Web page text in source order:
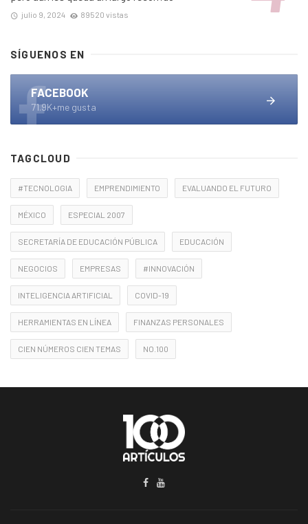
julio 9, 2024 89520 vistas
SÍGUENOS EN
FACEBOOK
71.9K+me gusta
TAGCLOUD
#TECNOLOGIA EMPRENDIMIENTO EVALUANDO EL FUTURO
MÉXICO ESPECIAL 2007
SECRETARÍA DE EDUCACIÓN PÚBLICA EDUCACIÓN
NEGOCIOS EMPRESAS #INNOVACIÓN
INTELIGENCIA ARTIFICIAL COVID-19
HERRAMIENTAS EN LÍNEA FINANZAS PERSONALES
CIEN NÚMEROS CIEN TEMAS NO.100